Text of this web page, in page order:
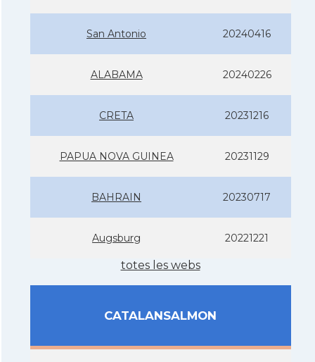
San Antonio 20240416
ALABAMA 20240226
CRETA 20231216
PAPUA NOVA GUINEA 20231129
BAHRAIN 20230717
Augsburg 20221221
totes les webs
CATALANSALMON